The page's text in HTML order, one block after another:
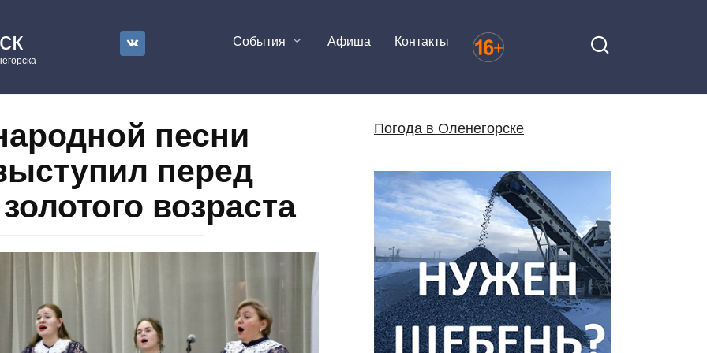
События Афиша Контакты
песни
перед
возраста
Погода в Оленегорске